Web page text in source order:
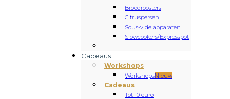
Broodroosters
Citruspersen
Sous-vide apparaten
Slowcookers/Expresspot
Cadeaus
Workshops
WorkshopsNieuw
Cadeaus
Tot 10 euro